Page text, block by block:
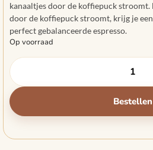
kanaaltjes door de koffiepuck
door de koffiepuck stroomt, krijg je
perfect gebalanceerde espresso.
Op voorraad
Bestellen